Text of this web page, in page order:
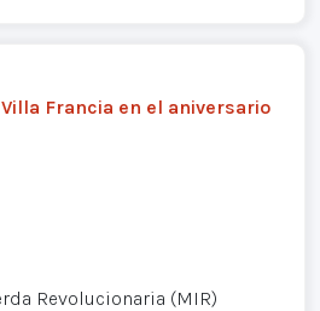
Francia en el aniversario
Revolucionaria (MIR)